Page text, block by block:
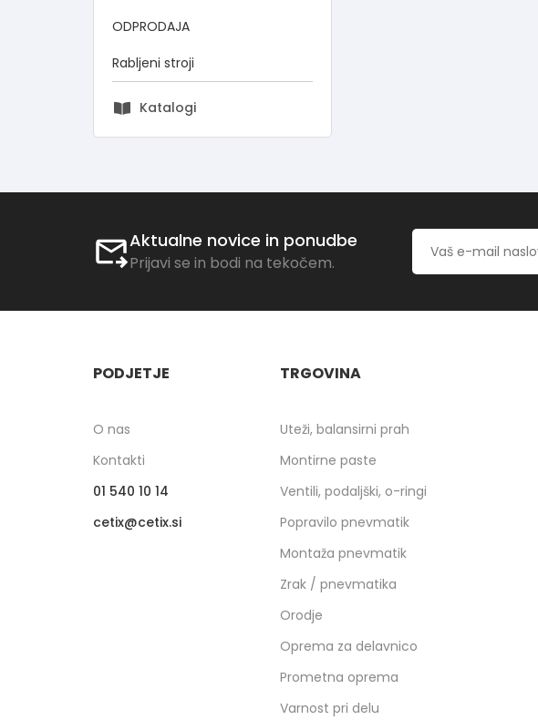
ODPRODAJA
Rabljeni stroji
Katalogi
Aktualne novice in ponudbe
Prijavi se in bodi na tekočem.
PODJETJE
O nas
Kontakti
01 540 10 14
cetix
cetix.si
TRGOVINA
Uteži, balansirni prah
Montirne paste
Ventili, podaljški, o-ringi
Popravilo pnevmatik
Montaža pnevmatik
Zrak / pnevmatika
Orodje
Oprema za delavnico
Prometna oprema
Varnost pri delu